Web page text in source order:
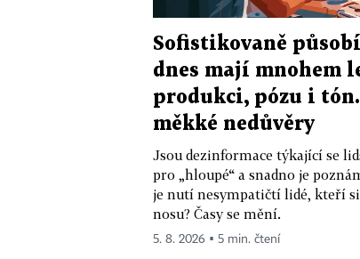
Sofistikovaně
dnes mají mnohem
produkci, pózu i
měkké nedůvěry
Jsou dezinformace týkající se
pro „hloupé“ a snadno je
je nutí nesympatičtí lidé, kteří
nosu? Časy se mění.
5. 8. 2026 ▪ 5 min. čtení